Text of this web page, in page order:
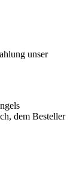
unser
dem Besteller